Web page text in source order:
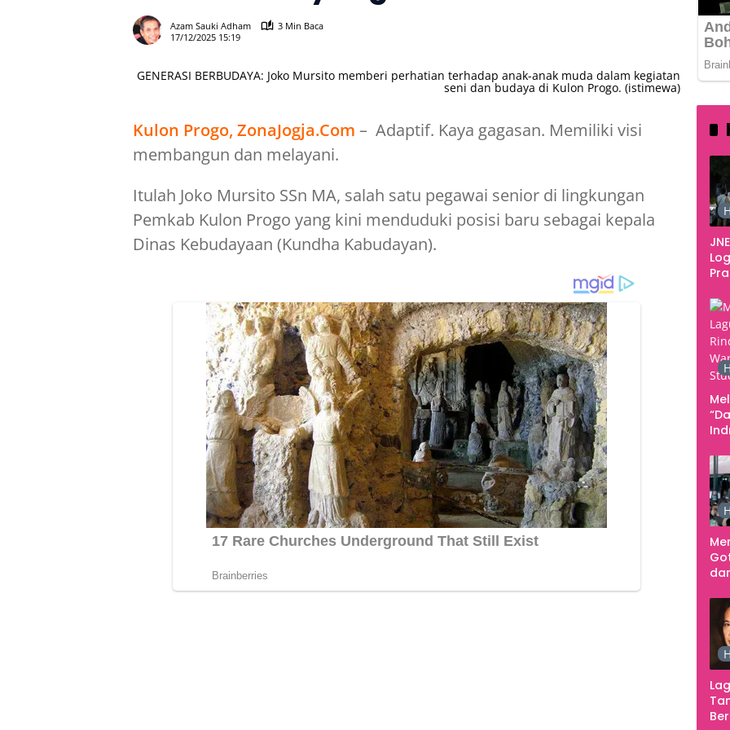
Azam Sauki Adham
3 Min Baca
17/12/2025 15:19
GENERASI BERBUDAYA: Joko Mursito memberi perhatian terhadap anak-anak muda dalam kegiatan
seni dan budaya di Kulon Progo. (istimewa)
Kulon Progo, ZonaJogja.Com – Adaptif. Kaya gagasan. Memiliki visi
membangun dan melayani.
Itulah Joko Mursito SSn MA, salah satu pegawai senior di lingkungan
Pemkab Kulon Progo yang kini menduduki posisi baru sebagai kepala
Dinas Kebudayaan (Kundha Kabudayan).